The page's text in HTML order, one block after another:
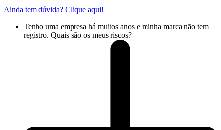
Ainda tem dúvida? Clique aqui!
Tenho uma empresa há muitos anos e minha marca não tem
registro. Quais são os meus riscos?